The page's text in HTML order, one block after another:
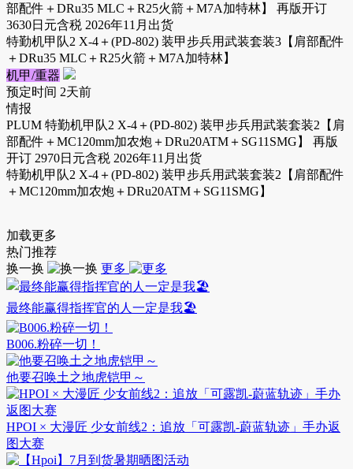
部配件＋DRu35 MLC＋R25火箭＋M7A加特林】 再版开订
3630日元含税 2026年11月出货
特勤机甲队2 X-4＋(PD-802) 装甲步兵用武装套装3【肩部配件
＋DRu35 MLC＋R25火箭＋M7A加特林】
机甲/重器
预定时间 2天前
情报
PLUM 特勤机甲队2 X-4＋(PD-802) 装甲步兵用武装套装2【肩
部配件＋MC120mm加农炮＋DRu20ATM＋SG11SMG】 再版
开订 2970日元含税 2026年11月出货
特勤机甲队2 X-4＋(PD-802) 装甲步兵用武装套装2【肩部配件
＋MC120mm加农炮＋DRu20ATM＋SG11SMG】
加载更多
热门推荐
换一换
更多
最终能赢得指挥官的人一定是我🏖
B006.粉碎一切！
他要召唤土之地虎铠甲～
HPOI × 大漫匠 少女前线2：追放「可露凯-蔚蓝轨迹」手办返
图大赛